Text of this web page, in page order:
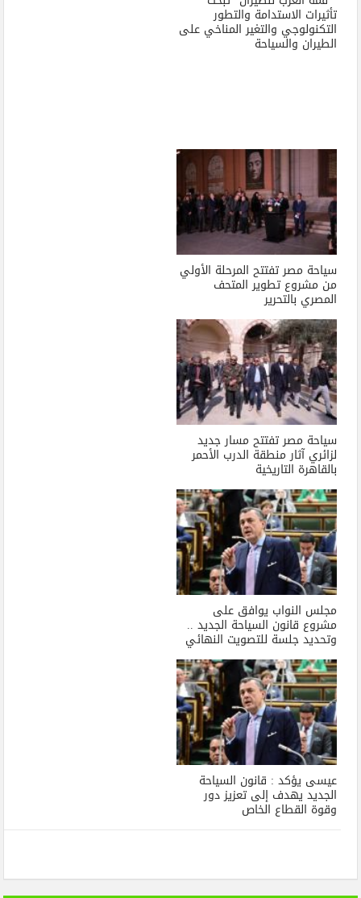
تأثيرات الاستدامة والتطور
التكنولوجي والتغير المناخي على
الطيران والسياحة
سياحة مصر تفتتح المرحلة الأولي
من مشروع تطوير المتحف
المصري بالتحرير
سياحة مصر تفتتح مسار جديد
لزائري آثار منطقة الدرب الأحمر
بالقاهرة التاريخية
مجلس النواب يوافق على
مشروع قانون السياحة الجديد ..
وتحديد جلسة للتصويت النهائي
عيسى يؤكد : قانون السياحة
الجديد يهدف إلى تعزيز دور
وقوة القطاع الخاص